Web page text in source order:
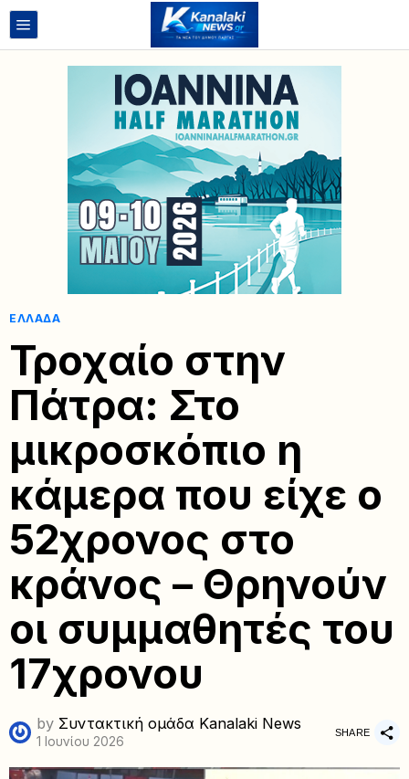
ΕΛΛΆΔΑ
Τροχαίο στην
Πάτρα: Στο
μικροσκόπιο η
κάμερα που είχε ο
52χρονος στο
κράνος – Θρηνούν
οι συμμαθητές του
17χρονου
by Συντακτική ομάδα Kanalaki News
1 Ιουνίου 2026
SHARE